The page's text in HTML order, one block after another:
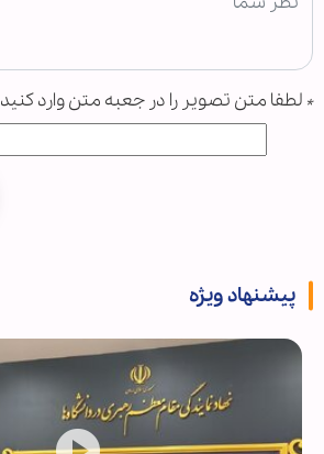
* لطفا متن تصویر را در جعبه متن وارد کنید
پیشنهاد ویژه